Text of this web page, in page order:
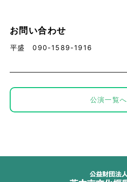
お問い合わせ
平盛 090-1589-1916
公演一覧へ